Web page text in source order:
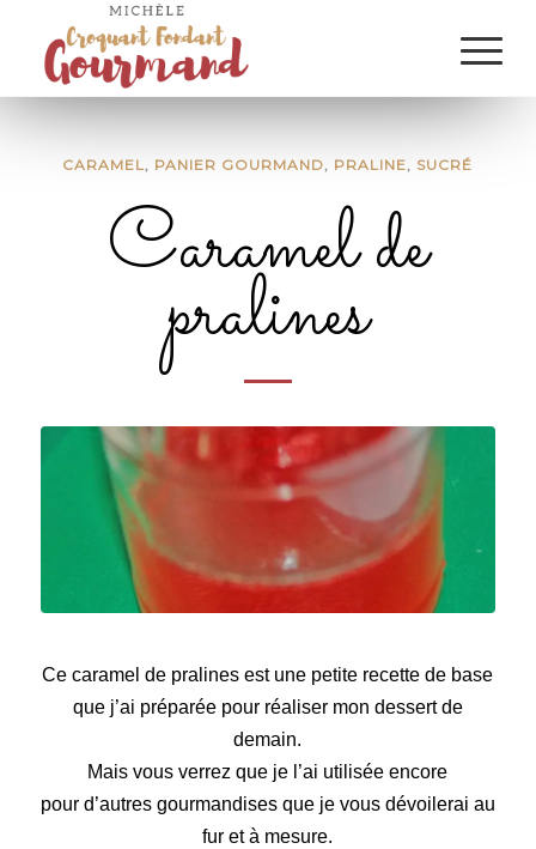
CARAMEL, PANIER GOURMAND, PRALINE, SUCRÉ
Caramel de
pralines
Ce caramel de pralines est une petite recette de base
que j’ai préparée pour réaliser mon dessert de
demain.
Mais vous verrez que je l’ai utilisée encore
pour d’autres gourmandises que je vous dévoilerai au
fur et à mesure.